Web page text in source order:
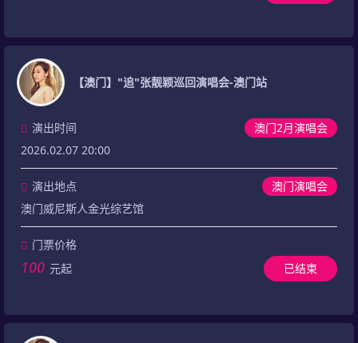
【澳门】"追"张靓颖巡回演唱会-澳门站
澳门2月演唱会
演出时间
2026.02.07 20:00
演出地点
澳门演唱会
澳门威尼斯人金光综艺馆
门票价格
100 元起 已结束